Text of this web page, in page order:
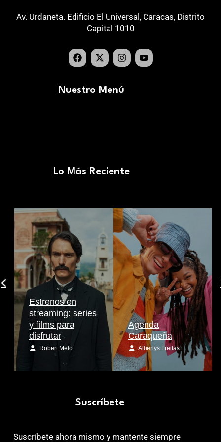
Av. Urdaneta. Edificio El Universal, Caracas, Distrito
Capital 1010
Nuestro Menú
Lo Más Reciente
Estrenos en
streaming: series
y films para
disfrutar
Robert Melo
Agenda
Caraqueña
Alberlys Freitas
Suscríbete
Suscríbete ahora mismo y mantente siempre